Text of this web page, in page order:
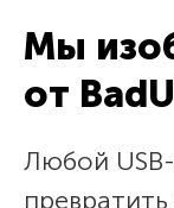
Мы
от
Любой